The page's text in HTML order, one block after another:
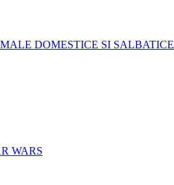
DOMESTICE SI SALBATICE
WARS